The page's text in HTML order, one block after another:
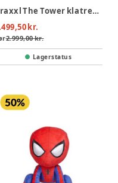
Kraxxl The Tower klatretårn
kr.
2.999,00 kr.
Lagerstatus